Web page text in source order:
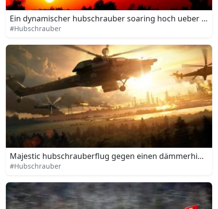
Ein dynamischer hubschrauber soaring hoch ueber
#Hubschrauber
Majestic hubschrauberflug gegen einen dämmerhimmel
#Hubschrauber